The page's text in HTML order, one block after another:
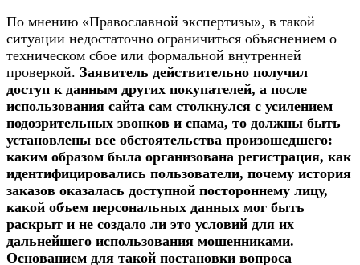
По мнению «Православной экспертизы», в такой
ситуации недостаточно ограничиться объяснением о
техническом сбое или формальной внутренней
проверкой. Заявитель действительно получил
доступ к данным других покупателей, а после
использования сайта сам столкнулся с усилением
подозрительных звонков и спама, то должны быть
установлены все обстоятельства произошедшего:
каким образом была организована регистрация, как
идентифицировались пользователи, почему история
заказов оказалась доступной постороннему лицу,
какой объем персональных данных мог быть
раскрыт и не создало ли это условий для их
дальнейшего использования мошенниками.
Основанием для такой постановки вопроса